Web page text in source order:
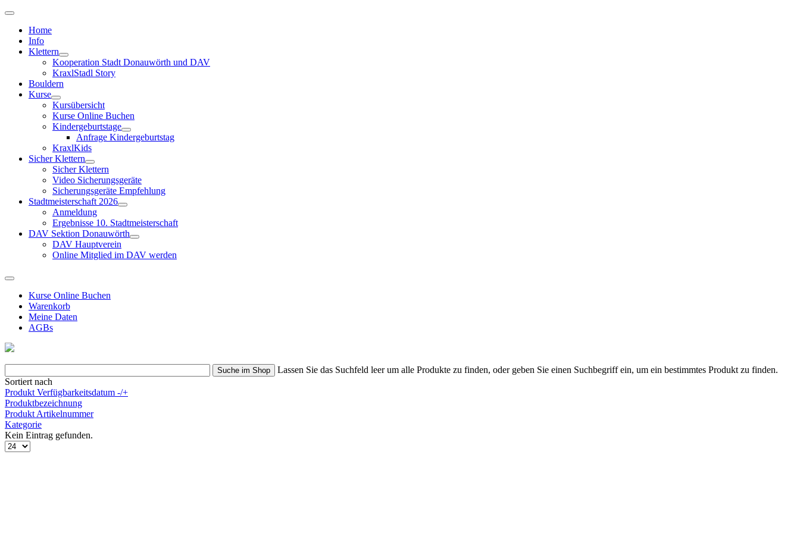
Home
Info
Klettern
Kooperation Stadt Donauwörth und DAV
KraxlStadl Story
Bouldern
Kurse
Kursübersicht
Kurse Online Buchen
Kindergeburtstage
Anfrage Kindergeburtstag
KraxlKids
Sicher Klettern
Sicher Klettern
Video Sicherungsgeräte
Sicherungsgeräte Empfehlung
Stadtmeisterschaft 2026
Anmeldung
Ergebnisse 10. Stadtmeisterschaft
DAV Sektion Donauwörth
DAV Hauptverein
Online Mitglied im DAV werden
Kurse Online Buchen
Warenkorb
Meine Daten
AGBs
Lassen Sie das Suchfeld leer um alle Produkte zu finden, oder geben Sie einen Suchbegriff ein, um ein bestimmtes Produkt zu finden.
Sortiert nach
Produkt Verfügbarkeitsdatum -/+
Produktbezeichnung
Produkt Artikelnummer
Kategorie
Kein Eintrag gefunden.